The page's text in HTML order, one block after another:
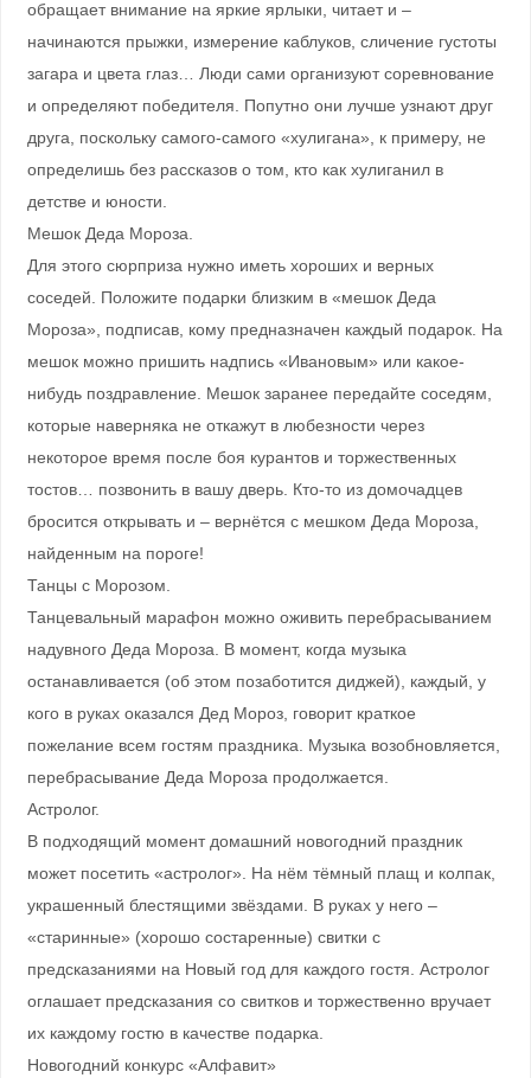
обращает внимание на яркие ярлыки, читает и –
начинаются прыжки, измерение каблуков, сличение густоты
загара и цвета глаз… Люди сами организуют соревнование
и определяют победителя. Попутно они лучше узнают друг
друга, поскольку самого-самого «хулигана», к примеру, не
определишь без рассказов о том, кто как хулиганил в
детстве и юности.
Мешок Деда Мороза.
Для этого сюрприза нужно иметь хороших и верных
соседей. Положите подарки близким в «мешок Деда
Мороза», подписав, кому предназначен каждый подарок. На
мешок можно пришить надпись «Ивановым» или какое-
нибудь поздравление. Мешок заранее передайте соседям,
которые наверняка не откажут в любезности через
некоторое время после боя курантов и торжественных
тостов… позвонить в вашу дверь. Кто-то из домочадцев
бросится открывать и – вернётся с мешком Деда Мороза,
найденным на пороге!
Танцы с Морозом.
Танцевальный марафон можно оживить перебрасыванием
надувного Деда Мороза. В момент, когда музыка
останавливается (об этом позаботится диджей), каждый, у
кого в руках оказался Дед Мороз, говорит краткое
пожелание всем гостям праздника. Музыка возобновляется,
перебрасывание Деда Мороза продолжается.
Астролог.
В подходящий момент домашний новогодний праздник
может посетить «астролог». На нём тёмный плащ и колпак,
украшенный блестящими звёздами. В руках у него –
«старинные» (хорошо состаренные) свитки с
предсказаниями на Новый год для каждого гостя. Астролог
оглашает предсказания со свитков и торжественно вручает
их каждому гостю в качестве подарка.
Новогодний конкурс «Алфавит»